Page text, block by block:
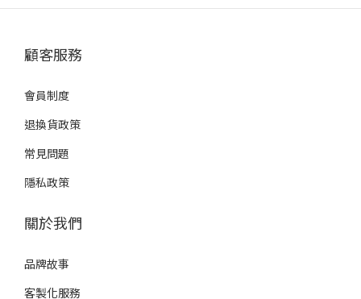
顧客服務
會員制度
退換貨政策
常見問題
隱私政策
關於我們
品牌故事
客製化服務